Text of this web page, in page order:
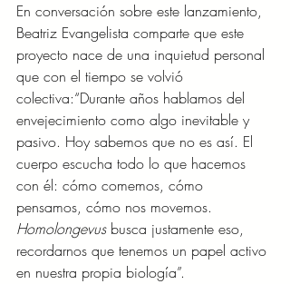
En conversación sobre este lanzamiento,
Beatriz Evangelista comparte que este
proyecto nace de una inquietud personal
que con el tiempo se volvió
colectiva:“Durante años hablamos del
envejecimiento como algo inevitable y
pasivo. Hoy sabemos que no es así. El
cuerpo escucha todo lo que hacemos
con él: cómo comemos, cómo
pensamos, cómo nos movemos.
Homolongevus busca justamente eso,
recordarnos que tenemos un papel activo
en nuestra propia biología”.